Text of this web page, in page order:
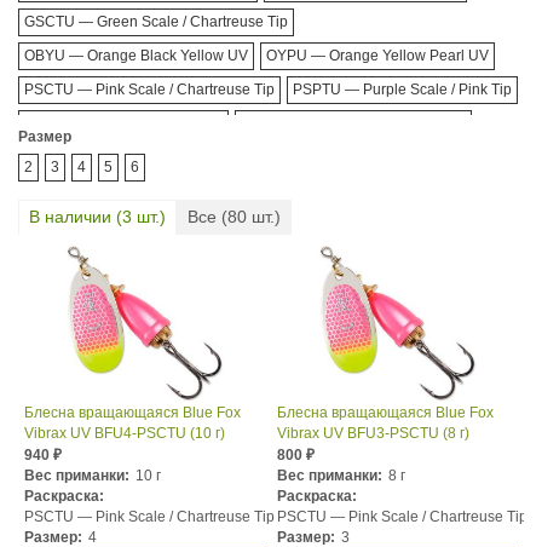
GSCTU — Green Scale / Chartreuse Tip
OBYU — Orange Black Yellow UV
OYPU — Orange Yellow Pearl UV
PSCTU — Pink Scale / Chartreuse Tip
PSPTU — Purple Scale / Pink Tip
YOPU — Yellow Orange Pearl UV
Размер
2
3 4 5 6
В наличии (3 шт.) Все (80 шт.)
Блесна вращающаяся Blue Fox
Vibrax UV BFU4-PSCTU (10 г)
940 ₽
Вес приманки: 10 г
Раскраска:
PSCTU — Pink Scale / Chartreuse Tip
Размер: 4
Блесна вращающаяся Blue Fox
Vibrax UV BFU3-PSCTU (8 г)
800 ₽
Вес приманки: 8 г
Раскраска:
PSCTU — Pink Scale / Chartreuse Tip
Размер: 3